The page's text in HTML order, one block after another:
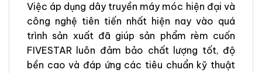
Việc áp dụng dây truyền máy móc hiện đại và
công nghệ tiên tiến nhất hiện nay vào quá
trình sản xuất đã giúp sản phẩm rèm cuốn
FIVESTAR luôn đảm bảo chất lượng tốt, độ
bền cao và đáp ứng các tiêu chuẩn kỹ thuật